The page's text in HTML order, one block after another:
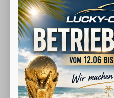
53840 Troisdorf
Telefon: 02241-3260526
Handy: 0176-80409328
E-Mail: info@lucky-car24.de
Öffnungszeiten
Montag bis Freitag 09:00-20:00 Uhr